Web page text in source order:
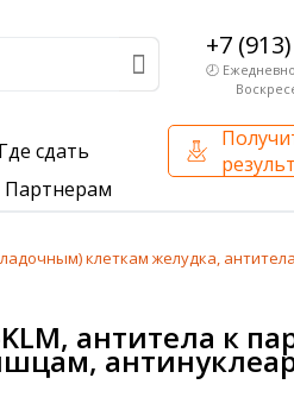
+7
🕗
Где сдать
Партнерам
О компании
Оборудование
клеткам желудка,
антитела к